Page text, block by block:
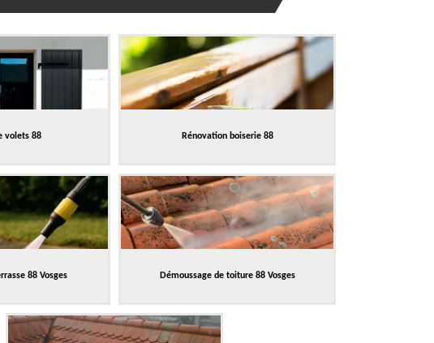
volets 88 Rénovation boiserie 88
88 Vosges Démoussage de toiture 88 Vosges